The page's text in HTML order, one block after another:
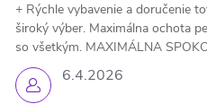
6.4.2026
+ Rýchle vybavenie a doručenie
široký výber. Maximálna ochota
so všetkým. MAXIMÁLNA